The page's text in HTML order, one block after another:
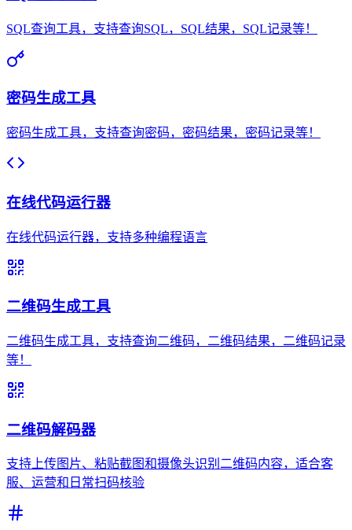
SQL查询工具，支持查询SQL，SQL结果，SQL记录等！
密码生成工具
密码生成工具，支持查询密码，密码结果，密码记录等！
在线代码运行器
在线代码运行器，支持多种编程语言
二维码生成工具
二维码生成工具，支持查询二维码，二维码结果，二维码记录
等！
二维码解码器
支持上传图片、粘贴截图和摄像头识别二维码内容，适合客
服、运营和日常扫码核验